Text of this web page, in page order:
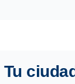
Tu